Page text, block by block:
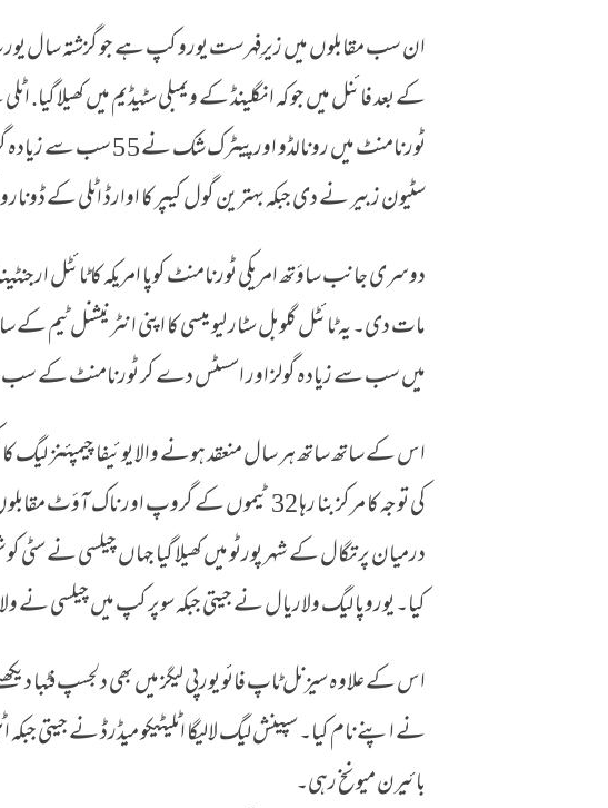
کے بعد فائنل میں جو کہ انگلینڈ کے ویمبلی سٹیڈیم میں کھیلا
ٹورنامنٹ میں رونالڈو
سٹیون زبیر نے دی جبکہ بہترین گول کیپر کا اوارڈ اٹلی کے
دوسری جانب ساؤتھ امریکی ٹورنامنٹ کوپا امریکہ کا ٹائٹل
مات دی۔ یہ ٹائٹل گلوبل سٹار لیو میسی کا اپنی انٹرنیشنل ٹیم
میں سب سے زیادہ گولز اور اسسٹس دے کر ٹورنامنٹ کے سب
کی توجہ کا مرکز بنا رہا 32 ٹیموں کے گروپ
درمیان پرتگال کے شہر پورٹو میں کھیلا گیا جہاں چیلسی نے
کیا۔ یوروپا لیگ ولاریال نے جیتی جبکہ سوپر کپ میں چیلسی نے
اس کے علاوہ سیزنل ٹاپ فائو یورپی لیگز میں بھی دلجسپ فٹبا
نے اپنے نام کیا۔ سپینش لیگ لالیگا اٹلیٹیکو میڈرڈ نے جیتی
بائیرن میونخ رہی۔